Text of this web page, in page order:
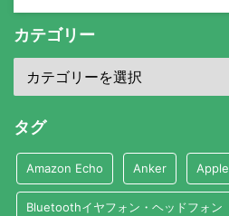
カテゴリー
タグ
Amazon Echo Anker Apple
Bluetoothイヤフォン・ヘッドフォン